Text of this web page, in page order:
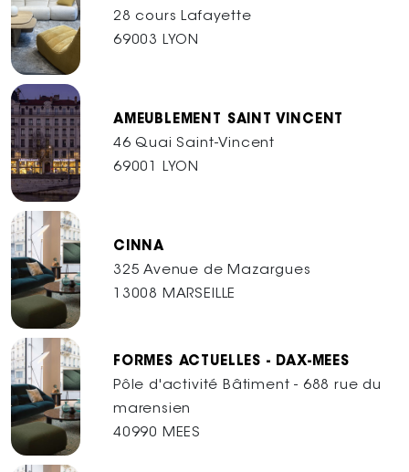
28 cours Lafayette
69003 LYON
AMEUBLEMENT SAINT VINCENT
46 Quai Saint-Vincent
69001 LYON
CINNA
325 Avenue de Mazargues
13008 MARSEILLE
FORMES ACTUELLES - DAX-MEES
Pôle d'activité Bâtiment - 688 rue du
marensien
40990 MEES